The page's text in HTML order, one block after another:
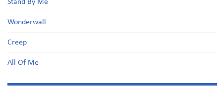
Stand By Me
Wonderwall
Creep
All Of Me